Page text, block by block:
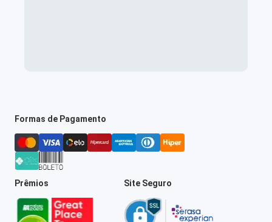
Formas de Pagamento
Prêmios Site Seguro